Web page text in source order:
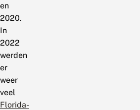
en
2020.
In
2022
werden
er
weer
veel
Florida-